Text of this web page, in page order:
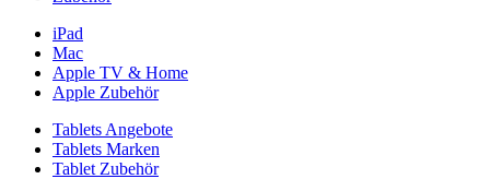
iPad
Mac
Apple TV & Home
Apple Zubehör
Tablets Angebote
Tablets Marken
Tablet Zubehör